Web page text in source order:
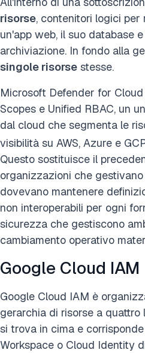
risorse, contenitori logici per
un'app web, il suo database
archiviazione. In fondo alla
singole risorse stesse.
Microsoft Defender for
Scopes e Unified RBAC, un
dal cloud che segmenta le
visibilità su AWS, Azure e
Questo sostituisce il
organizzazioni che
dovevano mantenere
non interoperabili per ogni
sicurezza che gestiscono
cambiamento operativo
Google Cloud IAM
Google Cloud IAM è
gerarchia di risorse a quattro
si trova in cima e
Workspace o Cloud Identity